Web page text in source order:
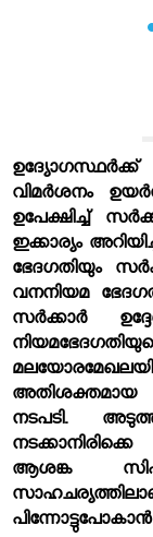
വിമര്‍ശനം
ഉപേക്ഷിച്ച്
ഇക്കാര്യം
ഭേദഗതിയും
വനനിയമ
സര്‍ക്കാര്‍
അതിശക്തമായ
നടപടി.
ആശങ്ക